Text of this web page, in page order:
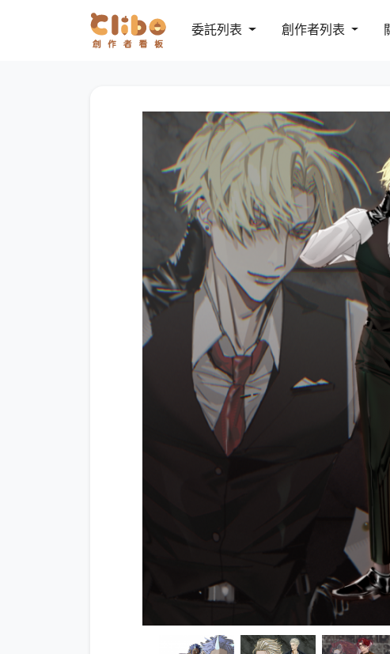
委託列表 創作者列表